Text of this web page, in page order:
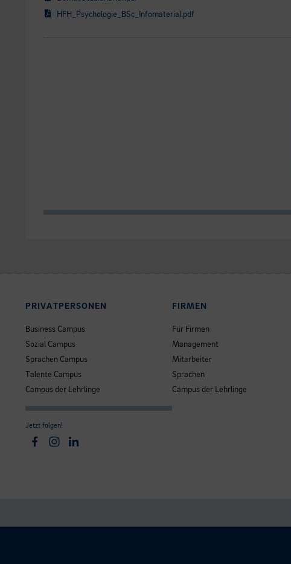
HFH_Psychologie_BSc_Infomaterial.pdf
PRIVATPERSONEN
Business Campus
Sozial Campus
Sprachen Campus
Talente Campus
Campus der Lehrlinge
Jetzt folgen!
Facebook
Instagram
Linkedin
FIRMEN
Für Firmen
Management
Mitarbeiter
Sprachen
Campus der Lehrlinge